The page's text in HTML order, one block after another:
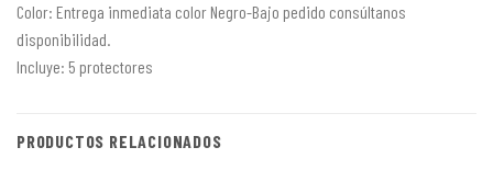
Color: Entrega inmediata color Negro-Bajo pedido consúltanos
disponibilidad.
Incluye: 5 protectores
PRODUCTOS RELACIONADOS